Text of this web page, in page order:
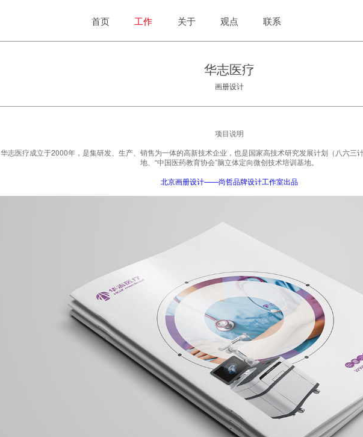
首页 工作 关于 观点 联系
华志医疗
画册设计
项目说明
华志医疗成立于2000年，是集研发、生产、销售为一体的高新技术企业，也是国家高技术研究发展计划（八六三
地、“中国医药教育协会”脑立体定向微创技术培训基地。
北京画册设计——尚哲品牌设计工作室出品